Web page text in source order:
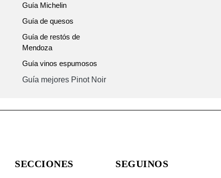
Guía Michelin
Guía de quesos
Guía de restós de
Mendoza
Guía vinos espumosos
Guía mejores Pinot Noir
SECCIONES SEGUINOS